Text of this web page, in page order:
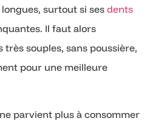
surtout si ses dents
Il faut alors
souples, sans poussière,
pour une meilleure
parvient plus à consommer